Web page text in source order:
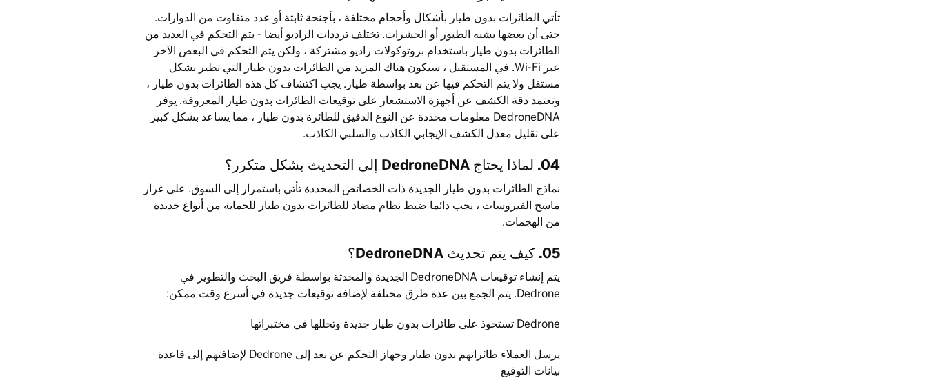
تأتي الطائرات بدون طيار بأشكال وأحجام مختلفة ، بأجنحة ثابتة أو عدد متفاوت من الدوارات.
حتى أن بعضها يشبه الطيور أو الحشرات. تختلف ترددات الراديو أيضا - يتم التحكم في العديد من
الطائرات بدون طيار باستخدام بروتوكولات راديو مشتركة ، ولكن يتم التحكم في البعض الآخر
عبر Wi-Fi. في المستقبل ، سيكون هناك المزيد من الطائرات بدون طيار التي تطير بشكل
مستقل ولا يتم التحكم فيها عن بعد بواسطة طيار. يجب اكتشاف كل هذه الطائرات بدون طيار ،
وتعتمد دقة الكشف عن أجهزة الاستشعار على توقيعات الطائرات بدون طيار المعروفة. يوفر
DedroneDNA معلومات محددة عن النوع الدقيق للطائرة بدون طيار ، مما يساعد بشكل كبير
على تقليل معدل الكشف الإيجابي الكاذب والسلبي الكاذب.
04. لماذا يحتاج DedroneDNA إلى التحديث بشكل متكرر؟
نماذج الطائرات بدون طيار الجديدة ذات الخصائص المحددة تأتي باستمرار إلى السوق. على غرار
ماسح الفيروسات ، يجب دائما ضبط نظام مضاد للطائرات بدون طيار للحماية من أنواع جديدة
من الهجمات.
05. كيف يتم تحديث DedroneDNA؟
يتم إنشاء توقيعات DedroneDNA الجديدة والمحدثة بواسطة فريق البحث والتطوير في
Dedrone. يتم الجمع بين عدة طرق مختلفة لإضافة توقيعات جديدة في أسرع وقت ممكن:
Dedrone تستحوذ على طائرات بدون طيار جديدة وتحللها في مختبراتها
يرسل العملاء طائراتهم بدون طيار وجهاز التحكم عن بعد إلى Dedrone لإضافتهم إلى قاعدة
بيانات التوقيع